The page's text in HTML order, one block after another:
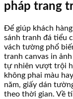
pháp trang
Để giúp khách
sánh tranh đá tiểu
vách tường phổ
tranh canvas in
tự nhiên vượt trội
không phai màu
năm, giấy dán
theo thời gian. Về